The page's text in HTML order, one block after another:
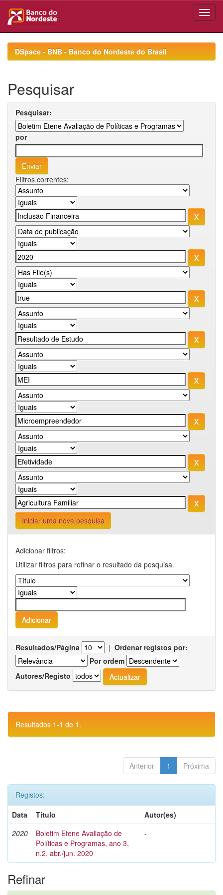
navigationDSpace - BNB - Banco do Nordeste do Brasil
Pesquisar
Pesquisar:
por
Filtros correntes:
Iniciar uma nova pesquisa
Adicionar filtros:
Utilizar filtros para refinar o resultado da pesquisa.
Resultados/Página | Ordenar registos por:
Por ordem
Autores/Registo
Resultados 1-1 de 1.
Anterior 1 Próxima
Registos:
Data
Título
Autor(es)
2020
Boletim Etene Avaliação de
Políticas e Programas, ano 3,
n.2, abr./jun. 2020
-
Refinar